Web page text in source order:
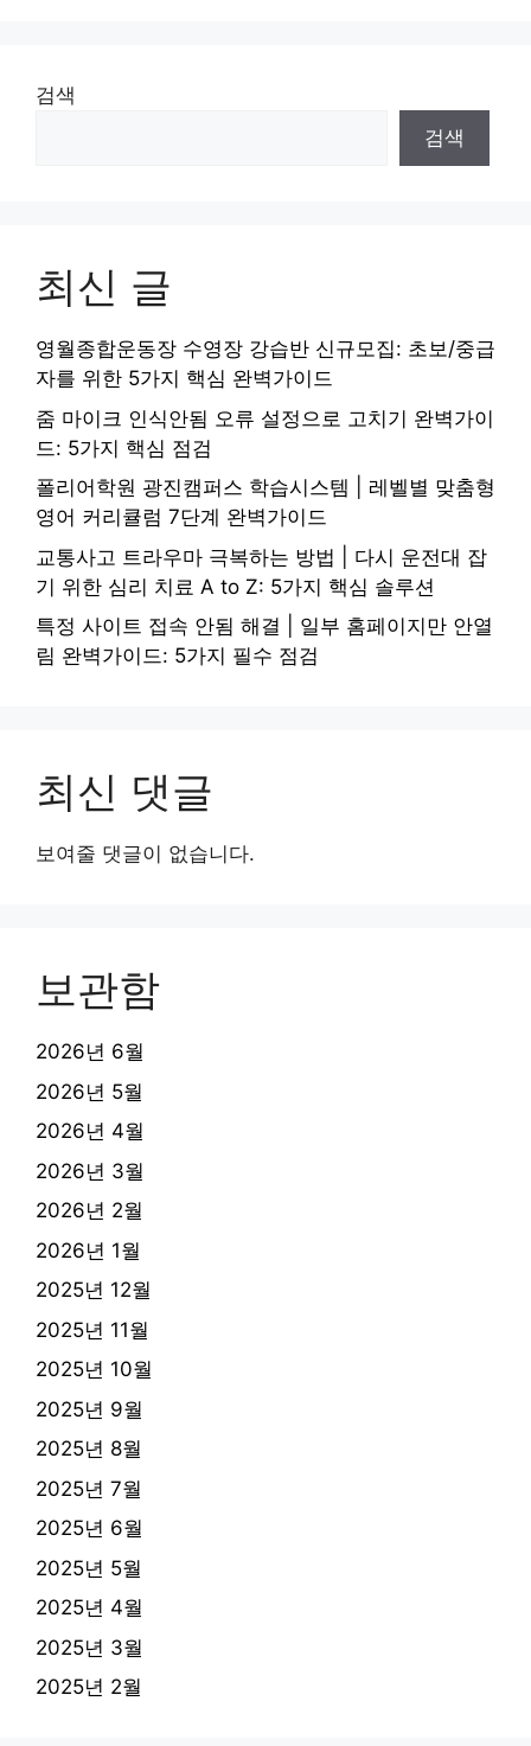
검색
검색
최신 글
영월종합운동장 수영장 강습반 신규모집: 초보/중급
자를 위한 5가지 핵심 완벽가이드
줌 마이크 인식안됨 오류 설정으로 고치기 완벽가이
드: 5가지 핵심 점검
폴리어학원 광진캠퍼스 학습시스템 | 레벨별 맞춤형
영어 커리큘럼 7단계 완벽가이드
교통사고 트라우마 극복하는 방법 | 다시 운전대 잡
기 위한 심리 치료 A to Z: 5가지 핵심 솔루션
특정 사이트 접속 안됨 해결 | 일부 홈페이지만 안열
림 완벽가이드: 5가지 필수 점검
최신 댓글
보여줄 댓글이 없습니다.
보관함
2026년 6월
2026년 5월
2026년 4월
2026년 3월
2026년 2월
2026년 1월
2025년 12월
2025년 11월
2025년 10월
2025년 9월
2025년 8월
2025년 7월
2025년 6월
2025년 5월
2025년 4월
2025년 3월
2025년 2월